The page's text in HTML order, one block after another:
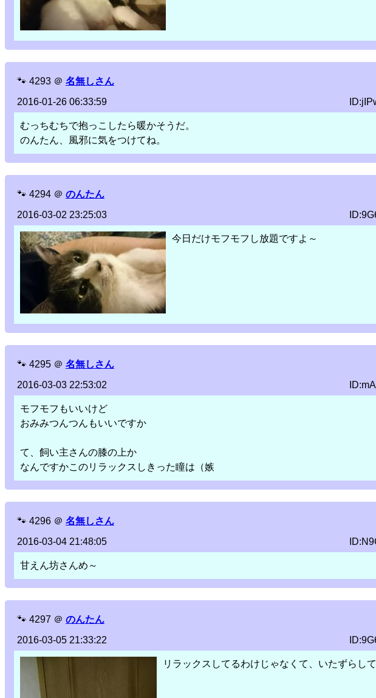
🐾 4293 ＠ 名無しさん
2016-01-26 06:33:59
むっちむちで抱っこしたら暖かそうだ。
のんたん、風邪に気をつけてね。
🐾 4294 ＠ のんたん
2016-03-02 23:25:03
今日だけモフモフし放題ですよ～
🐾 4295 ＠ 名無しさん
2016-03-03 22:53:02
モフモフもいいけど
おみみつんつんもいいですか
て、飼い主さんの膝の上か
なんですかこのリラックスしきった瞳は（嫉
🐾 4296 ＠ 名無しさん
2016-03-04 21:48:05
甘えん坊さんめ～
🐾 4297 ＠ のんたん
2016-03-05 21:33:22
リラックスしてるわけじゃなくて、いたずらし